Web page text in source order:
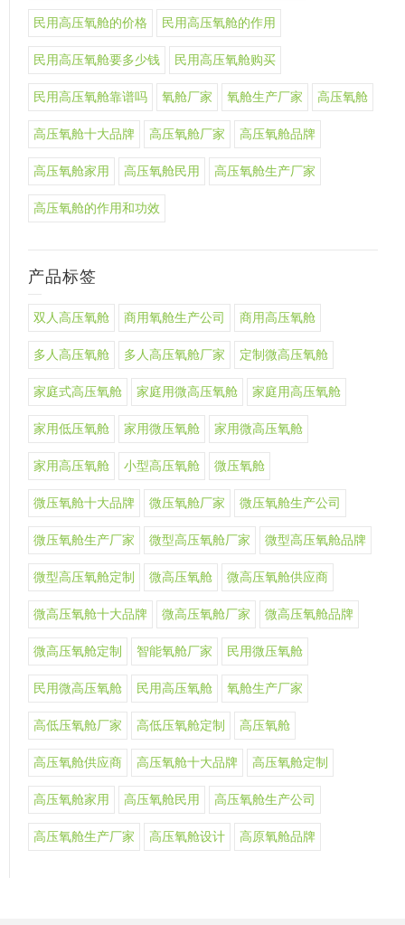
民用高压氧舱的价格 民用高压氧舱的作用
民用高压氧舱要多少钱 民用高压氧舱购买
民用高压氧舱靠谱吗 氧舱厂家 氧舱生产厂家 高压氧舱
高压氧舱十大品牌 高压氧舱厂家 高压氧舱品牌
高压氧舱家用 高压氧舱民用 高压氧舱生产厂家
高压氧舱的作用和功效
产品标签
双人高压氧舱 商用氧舱生产公司 商用高压氧舱
多人高压氧舱 多人高压氧舱厂家 定制微高压氧舱
家庭式高压氧舱 家庭用微高压氧舱 家庭用高压氧舱
家用低压氧舱 家用微压氧舱 家用微高压氧舱
家用高压氧舱 小型高压氧舱 微压氧舱
微压氧舱十大品牌 微压氧舱厂家 微压氧舱生产公司
微压氧舱生产厂家 微型高压氧舱厂家 微型高压氧舱品牌
微型高压氧舱定制 微高压氧舱 微高压氧舱供应商
微高压氧舱十大品牌 微高压氧舱厂家 微高压氧舱品牌
微高压氧舱定制 智能氧舱厂家 民用微压氧舱
民用微高压氧舱 民用高压氧舱 氧舱生产厂家
高低压氧舱厂家 高低压氧舱定制 高压氧舱
高压氧舱供应商 高压氧舱十大品牌 高压氧舱定制
高压氧舱家用 高压氧舱民用 高压氧舱生产公司
高压氧舱生产厂家 高压氧舱设计 高原氧舱品牌